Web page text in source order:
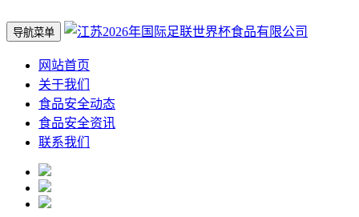
导航菜单
网站首页
关于我们
食品安全动态
食品安全资讯
联系我们